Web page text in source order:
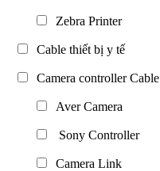
Zebra Printer
Cable thiết bị y tế
Camera controller Cable
Aver Camera
Sony Controller
Camera Link